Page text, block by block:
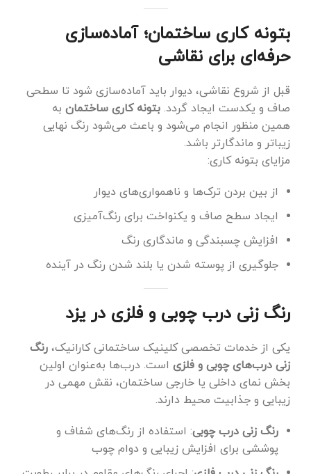
بتونه کاری ساختمان؛ آماده‌سازی
حرفه‌ای برای نقاشی
قبل از شروع نقاشی، دیوار باید آماده‌سازی شود تا سطحی
صاف و یکدست ایجاد گردد. بتونه کاری ساختمان به
همین منظور انجام می‌شود و باعث می‌شود رنگ نهایی
زیباتر و ماندگارتر باشد.
مزایای بتونه کاری:
از بین بردن ترک‌ها و ناهمواری‌های دیوار
ایجاد سطح صاف و یکنواخت برای رنگ‌آمیزی
افزایش چسبندگی و ماندگاری رنگ
جلوگیری از پوسته شدن یا بلند شدن رنگ در آینده
رنگ زنی درب چوبی و فلزی در یزد
یکی از خدمات تخصصی کلینیک ساختمانی کارانیک، رنگ
زنی درب‌های چوبی و فلزی است. درب‌ها به‌عنوان اولین
بخش نمای داخلی یا خارجی ساختمان، نقش مهمی در
زیبایی و جذابیت محیط دارند.
رنگ زنی درب چوبی: استفاده از رنگ‌های شفاف و
پوششی برای افزایش زیبایی و دوام چوب